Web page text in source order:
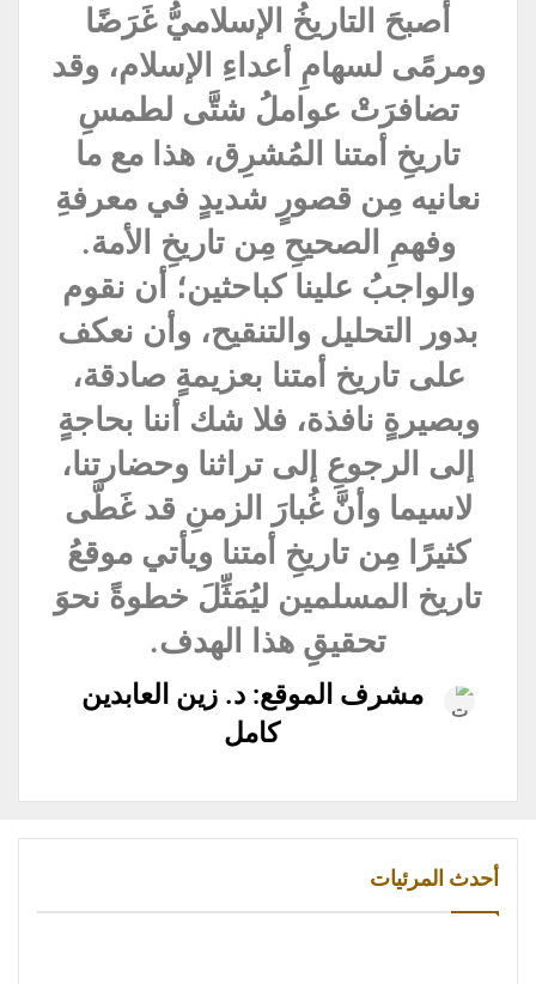
أصبحَ التاريخُ الإسلاميُّ غَرَضًا
ومرمًى لسهامِ أعداءِ الإسلام، وقد
تضافرَتْ عواملُ شتَّى لطمسِ
تاريخِ أمتنا المُشرِق، هذا مع ما
نعانيه مِن قصورٍ شديدٍ في معرفةِ
وفهمِ الصحيحِ مِن تاريخِ الأمة.
والواجبُ علينا كباحثين؛ أن نقوم
بدور التحليل والتنقيح، وأن نعكف
على تاريخ أمتنا بعزيمةٍ صادقة،
وبصيرةٍ نافذة، فلا شك أننا بحاجةٍ
إلى الرجوعِ إلى تراثنا وحضارتنا،
لاسيما وأنَّ غُبارَ الزمنِ قد غَطَّى
كثيرًا مِن تاريخِ أمتنا ويأتي موقعُ
تاريخ المسلمين ليُمَثِّلَ خطوةً نحوَ
تحقيقِِ هذا الهدف.
مشرف الموقع: د. زين العابدين
كامل
أحدث المرئيات